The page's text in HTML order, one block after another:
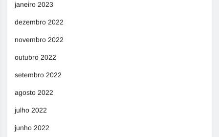
janeiro 2023
dezembro 2022
novembro 2022
outubro 2022
setembro 2022
agosto 2022
julho 2022
junho 2022